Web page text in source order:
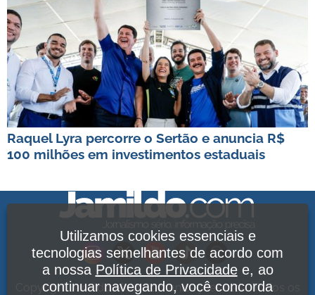
Raquel Lyra percorre o Sertão e anuncia R$
100 milhões em investimentos estaduais
Copyright Jamildo Melo Comunicações Ltda. Todos os
Utilizamos cookies essenciais e
tecnologias semelhantes de acordo com
a nossa Política de Privacidadee, ao
continuar navegando, você concorda